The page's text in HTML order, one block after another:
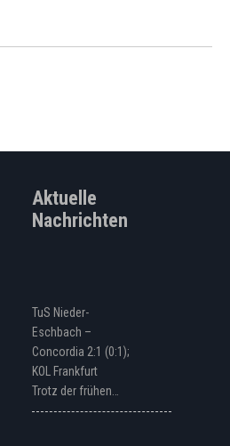
Aktuelle
Nachrichten
TuS Nieder-
Eschbach –
Concordia 2:1 (0:1);
KOL Frankfurt
Trotz der frühen…